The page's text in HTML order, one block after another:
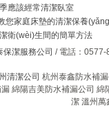
應該經常清潔臥室
您家庭床墊的清潔保養
衛(wèi)生間的簡單方法
保潔服務公司 / 電話：
清潔公司 杭州泰鑫防水補漏
綿陽吉美防水補漏公司 綿
潔 溫州萬